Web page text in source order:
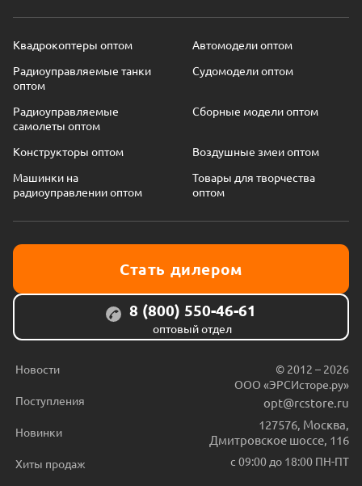
Квадрокоптеры оптом
Автомодели оптом
Радиоуправляемые танки
оптом
Судомодели оптом
Радиоуправляемые
самолеты оптом
Сборные модели оптом
Конструкторы оптом
Воздушные змеи оптом
Машинки на
радиоуправлении оптом
Товары для творчества
оптом
Стать дилером
8 (800) 550-46-61
оптовый отдел
Новости
Поступления
Новинки
Хиты продаж
© 2012 – 2026
ООО «ЭРСИсторе.ру»
opt@rcstore.ru
127576 Москва
Дмитровское шоссе, 116
с 09:00 до 18:00 ПН-ПТ